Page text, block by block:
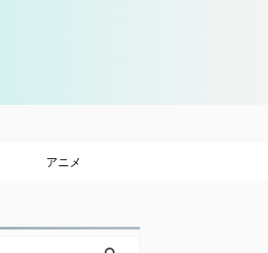
アニメ